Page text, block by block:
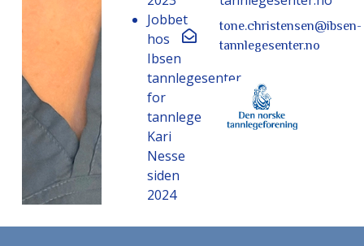
Jobbet
hos
Ibsen
tannlegesenter
for
tannlege
Kari
Nesse
siden
2024
tone.christensen@ibsen-
tannlegesenter.no